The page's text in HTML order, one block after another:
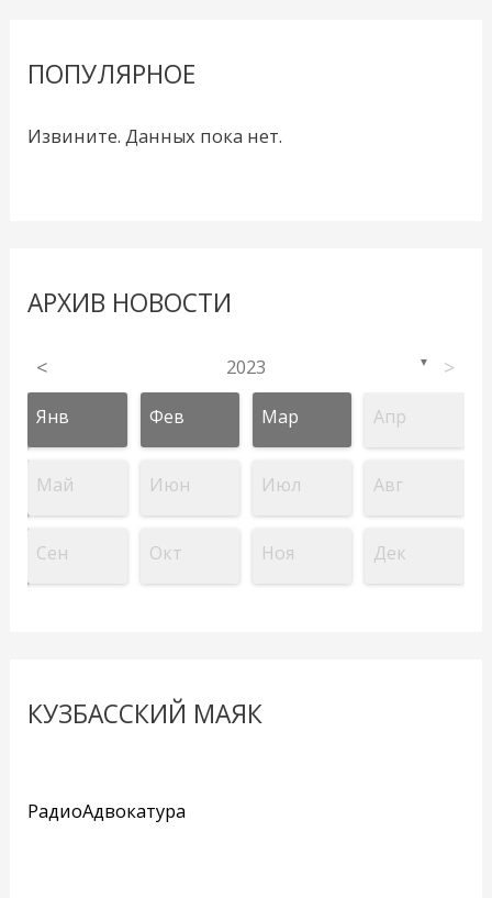
ПОПУЛЯРНОЕ
Извините. Данных пока нет.
АРХИВ НОВОСТИ
< 2023 ▼ >
Янв Фев Мар Апр
Май Июн Июл Авг
Сен Окт Ноя Дек
КУЗБАССКИЙ МАЯК
РадиоАдвокатура